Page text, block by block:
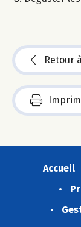
Retour
Accueil